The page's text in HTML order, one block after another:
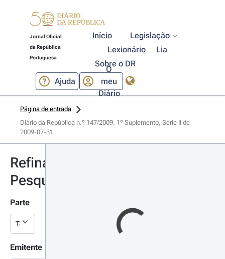
Jornal Oficial
da República
Portuguesa
Início
Legislação
Lexionário
Lia
Sobre o DR
Ajuda
O
meu
Diário
Página de entrada
Diário da República n.º 147/2009, 1º Suplemento, Série II de
2009-07-31
Refinar
Pesquisa
Parte
Emitente